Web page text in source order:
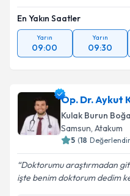
En Yakın Saatler
Yarın
09:00
Yarın
09:30
Op. Dr. Aykut
Kulak Burun
Samsun, Atakum
5 (18
Doktorumu araştırmadan
işte benim doktorum dedim